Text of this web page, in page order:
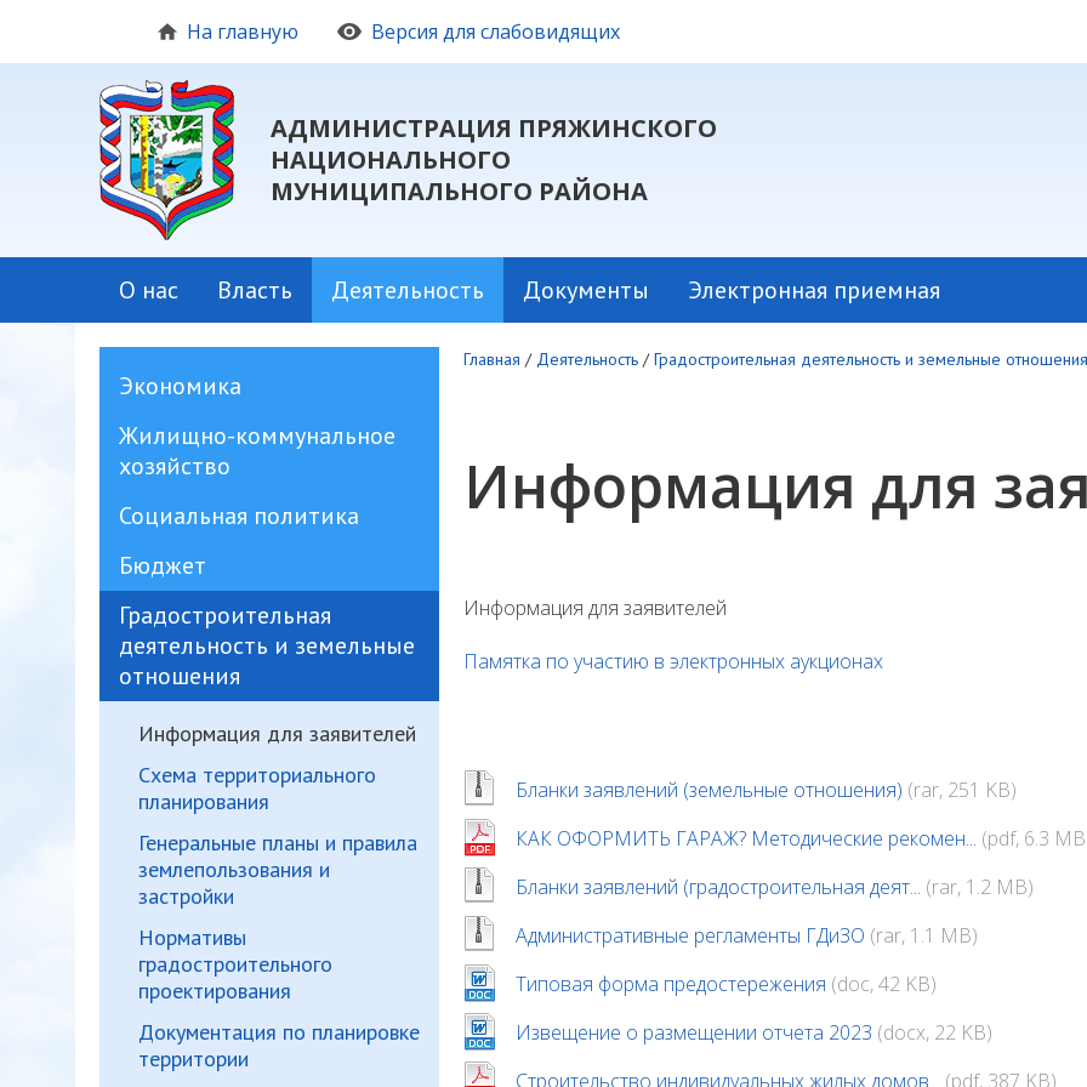
На главную Версия для слабовидящих
АДМИНИСТРАЦИЯ ПРЯЖИНСКОГО
НАЦИОНАЛЬНОГО
МУНИЦИПАЛЬНОГО РАЙОНА
О нас Власть Деятельность Документы Электронная приемная
Экономика
Жилищно-коммунальное
хозяйство
Социальная политика
Бюджет
Градостроительная
деятельность и земельные
отношения
Информация для заявителей
Схема территориального
планирования
Генеральные планы и правила
землепользования и
застройки
Нормативы
градостроительного
проектирования
Документация по планировке
территории
Главная / Деятельность /Градостроительная деятельность и земельные отношения
Информация для
Информация для заявителей
Памятка по участию в электронных аукционах
Бланки заявлений (земельные отношения) (rar, 251 KB)
КАК ОФОРМИТЬ ГАРАЖ? Методические рекомен... (pdf, 6.3
Бланки заявлений (градостроительная деят... (rar, 1.2 MB)
Административные регламенты ГДиЗО (rar, 1.1 MB)
Типовая форма предостережения (doc, 42 KB)
Извещение о размещении отчета 2023 (docx, 22 KB)
Строительство индивидуальных жилых домов...
(pdf, 387 KB)